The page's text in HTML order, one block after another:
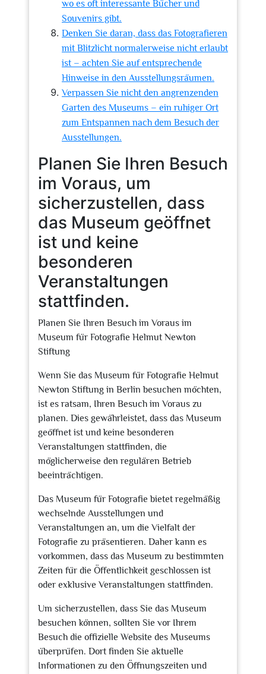
wo es oft interessante Bücher und
Souvenirs gibt.
Denken Sie daran, dass das Fotografieren
mit Blitzlicht normalerweise nicht erlaubt
ist – achten Sie auf entsprechende
Hinweise in den Ausstellungsräumen.
Verpassen Sie nicht den angrenzenden
Garten des Museums – ein ruhiger Ort
zum Entspannen nach dem Besuch der
Ausstellungen.
Planen Sie Ihren Besuch
im Voraus, um
sicherzustellen, dass
das Museum geöffnet
ist und keine
besonderen
Veranstaltungen
stattfinden.
Planen Sie Ihren Besuch im Voraus im
Museum für Fotografie Helmut Newton
Stiftung
Wenn Sie das Museum für Fotografie Helmut
Newton Stiftung in Berlin besuchen möchten,
ist es ratsam, Ihren Besuch im Voraus zu
planen. Dies gewährleistet, dass das Museum
geöffnet ist und keine besonderen
Veranstaltungen stattfinden, die
möglicherweise den regulären Betrieb
beeinträchtigen.
Das Museum für Fotografie bietet regelmäßig
wechselnde Ausstellungen und
Veranstaltungen an, um die Vielfalt der
Fotografie zu präsentieren. Daher kann es
vorkommen, dass das Museum zu bestimmten
Zeiten für die Öffentlichkeit geschlossen ist
oder exklusive Veranstaltungen stattfinden.
Um sicherzustellen, dass Sie das Museum
besuchen können, sollten Sie vor Ihrem
Besuch die offizielle Website des Museums
überprüfen. Dort finden Sie aktuelle
Informationen zu den Öffnungszeiten und